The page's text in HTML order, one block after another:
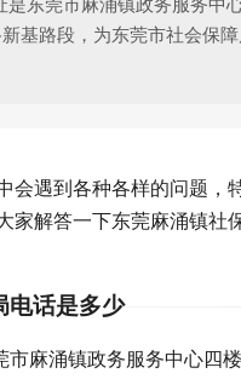
是东莞市麻涌镇政务服务中
基路段，为东莞市社会保
会遇到各种各样的问题，
家解答一下东莞麻涌镇社
电话是多少
市麻涌镇政务服务中心四楼